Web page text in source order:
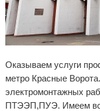
Оказываем услуги
метро Красные
электромонтажных
ПТЭЭП,ПУЭ. Имеем